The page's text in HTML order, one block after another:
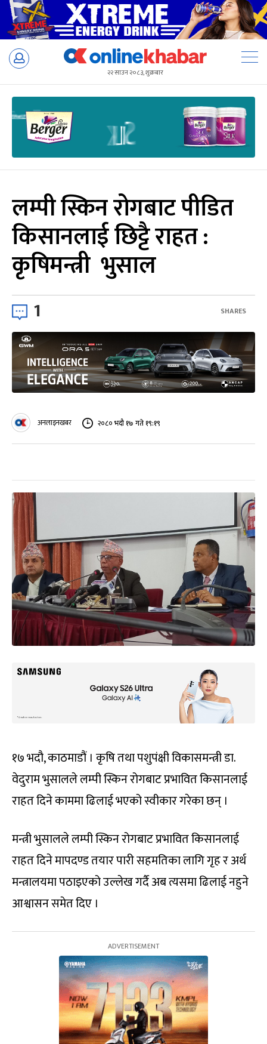
Skip
२२ साउन २०८३, शुक्रबार
लम्पी स्किन रोगबाट पीडित
किसानलाई छिट्टै राहत :
कृषिमन्त्री भुसाल
1 SHARES
अनलाइनखबर २०८० भदौ १७ गते १९:१९
१७ भदौ, काठमाडौं । कृषि तथा पशुपंक्षी विकासमन्त्री डा.
वेदुराम भुसालले लम्पी स्किन रोगबाट प्रभावित किसानलाई
राहत दिने काममा ढिलाई भएको स्वीकार गरेका छन् ।
मन्त्री भुसालले लम्पी स्किन रोगबाट प्रभावित किसानलाई
राहत दिने मापदण्ड तयार पारी सहमतिका लागि गृह र अर्थ
मन्त्रालयमा पठाइएको उल्लेख गर्दै अब त्यसमा ढिलाई नहुने
आश्वासन समेत दिए ।